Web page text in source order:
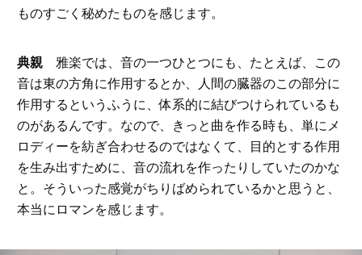
ものすごく秘めたものを感じます。
典親 雅楽では、音の一つひとつにも、たとえば、この
音は東の方角に作用するとか、人間の臓器のこの部分に
作用するというふうに、体系的に結びつけられているも
のがあるんです。なので、きっと曲を作る時も、単にメ
ロディーを紡ぎ合わせるのではなくて、目的とする作用
を生み出すために、音の流れを作ったりしていたのかな
と。そういった感覚がちりばめられているかと思うと、
本当にロマンを感じます。